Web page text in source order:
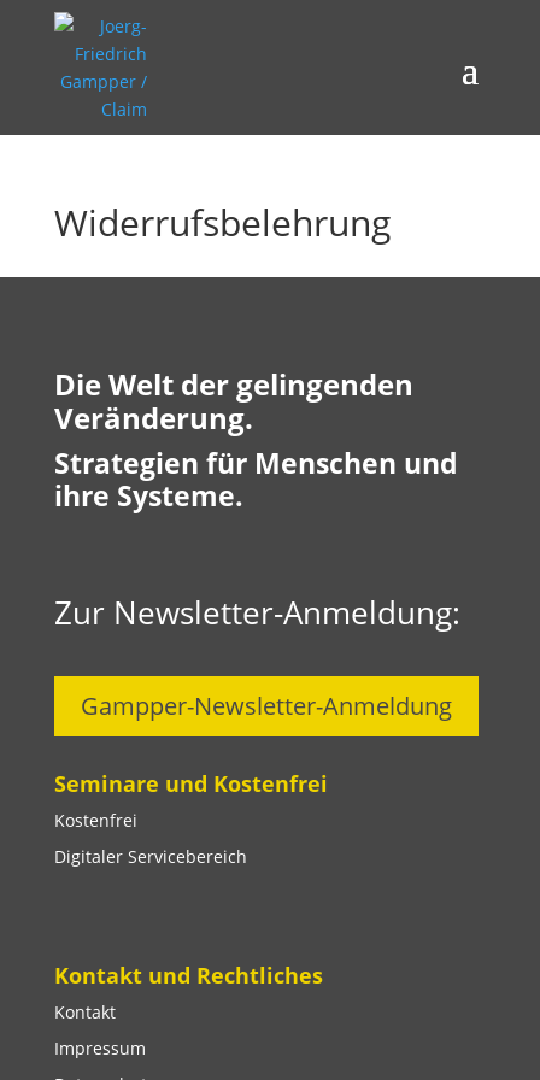
Widerrufsbelehrung
Die Welt der gelingenden
Veränderung.
Strategien für Menschen und
ihre Systeme.
Zur Newsletter-Anmeldung:
Gampper-Newsletter-Anmeldung
Seminare und Kostenfrei
Kostenfrei
Digitaler Servicebereich
Kontakt und Rechtliches
Kontakt
Impressum